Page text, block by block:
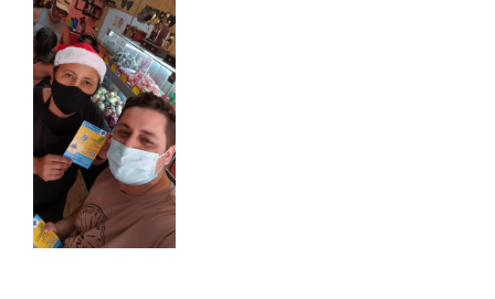
FLUXOS
MANUAIS
MATRIZ
NIVELAMENTO